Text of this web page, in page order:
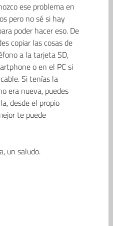
ese problema en
pero no sé si hay
poder hacer eso. De
copiar las cosas de
a la tarjeta SD,
o en el PC si
Si tenías la
era nueva, puedes
desde el propio
te puede
un saludo.